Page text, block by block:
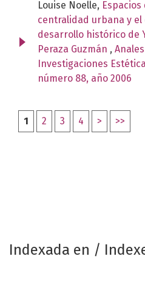
Louise Noelle,
centralidad urbana y el
desarrollo histórico de
Peraza Guzmán ,
Investigaciones
número 88, año 2006
1 2 3 4 > >>
Indexada en /